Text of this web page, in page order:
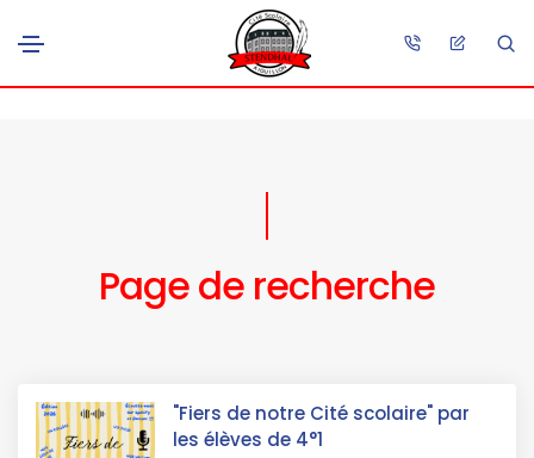
Page de recherche
"Fiers de notre Cité scolaire" par
les élèves de 4°1